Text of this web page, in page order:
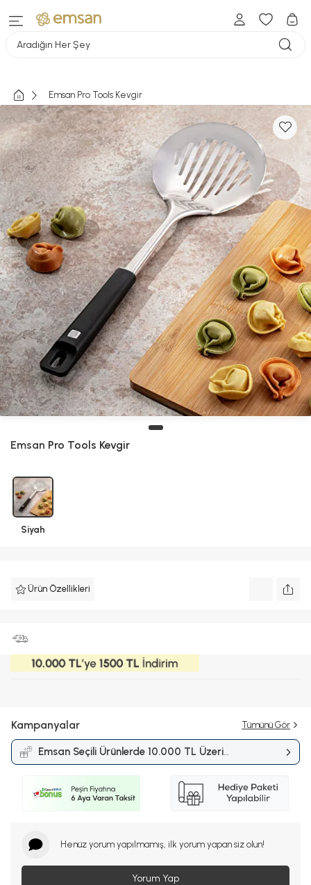
Aradığın Her Şey
Emsan Pro Tools Kevgir
Emsan Pro Tools Kevgir
Siyah
Ürün Özellikleri
Kampanyalar Tümünü Gör
Emsan Seçili Ürünlerde 10.000 TL Üzeri
Alışverişlerde 1.500 TL İndirimKampanyası
Henüz yorum yapılmamış, ilk yorum yapan siz olun!
Yorum Yap